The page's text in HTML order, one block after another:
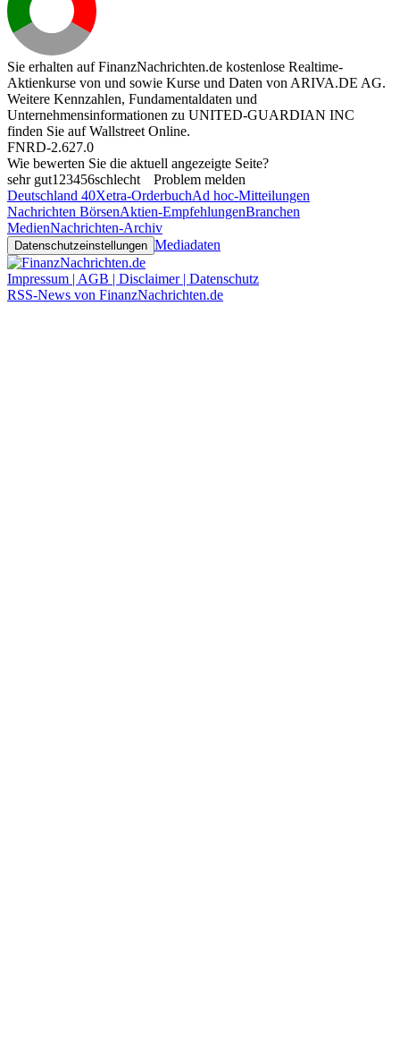
Sie erhalten auf FinanzNachrichten.de kostenlose Realtime-
Aktienkurse von und sowie Kurse und Daten von ARIVA.DE AG.
Weitere Kennzahlen, Fundamentaldaten und
Unternehmensinformationen zu UNITED-GUARDIAN INC
finden Sie aufWallstreet Online.
FNRD-2.627.0
Wie bewerten Sie die aktuell angezeigte Seite?
sehr gut1 23456schlecht
Problem melden
Deutschland 40Xetra-OrderbuchAd hoc-Mitteilungen
Nachrichten BörsenAktien-EmpfehlungenBranchen
MedienNachrichten-Archiv
Datenschutzeinstellungen Mediadaten
Impressum | AGB | Disclaimer | Datenschutz
RSS-News von FinanzNachrichten.de